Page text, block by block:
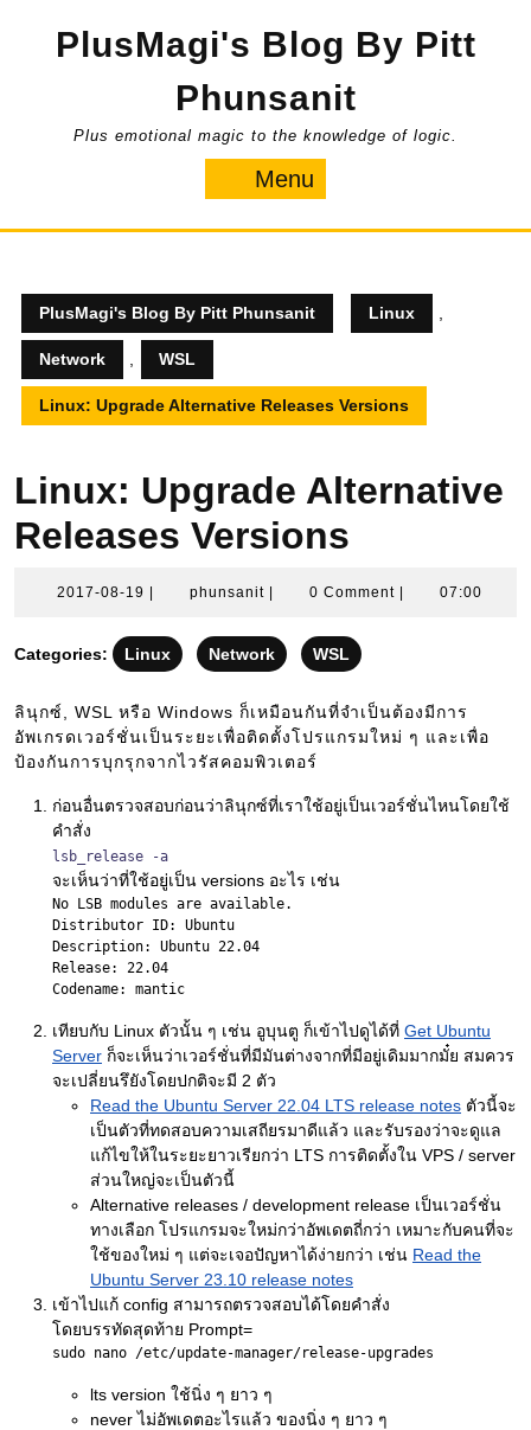
PlusMagi's Blog By Pitt
Phunsanit
Plus emotional magic to the knowledge of logic.
Menu
PlusMagi's Blog By Pitt Phunsanit Linux
Network WSL
Linux: Upgrade Alternative Releases Versions
Linux: Upgrade Alternative
Releases Versions
2017-08-19 2017-phunsanit phunsanit0 Comment 07:00
Categories: Linux Network WSL
ลินุกซ์, WSL หรือ Windows ก็เหมือนกันที่จำเป็นต้องมีการ
อัพเกรดเวอร์ชั่นเป็นระยะเพื่อติดตั้งโปรแกรมใหม่ ๆ และเพื่อ
ป้องกันการบุกรุกจากไวรัสคอมพิวเตอร์
ก่อนอื่นตรวจสอบก่อนว่าลินุกซ์ที่เราใช้อยู่เป็นเวอร์ชั่นไหนโดยใช้
คำสั่ง
lsb_release -a
จะเห็นว่าที่ใช้อยู่เป็น versions อะไร เช่น
No LSB modules are available.
Distributor ID: Ubuntu
Description: Ubuntu 22.04
Release: 22.04
เทียบกับ Linux ตัวนั้น ๆ เช่น อูบุนตู ก็เข้าไปดูได้ที่ Get Ubuntu
Server ก็จะเห็นว่าเวอร์ชั่นที่มีมันต่างจากที่มีอยู่เดิมมากมั๋ย สมควร
จะเปลี่ยนรึยังโดยปกติจะมี 2 ตัว
Read the Ubuntu Server 22.04 LTS release notes ตัวนี้จะ
เป็นตัวที่ทดสอบความเสถียรมาดีแล้ว และรับรองว่าจะดูแล
แก้ไขให้ในระยะยาวเรียกว่า LTS การติดตั้งใน VPS / server
ส่วนใหญ่จะเป็นตัวนี้
Alternative releases / development release เป็นเวอร์ชั่น
ทางเลือก โปรแกรมจะใหม่กว่าอัพเดตถี่กว่า เหมาะกับคนที่จะ
ใช้ของใหม่ ๆ แต่จะเจอปัญหาได้ง่ายกว่า เช่น Read the
Ubuntu Server 23.10 release notes
เข้าไปแก้ config สามารถตรวจสอบได้โดยคำสั่ง
โดยบรรทัดสุดท้าย Prompt=
lts version ใช้นิ่ง ๆ ยาว ๆ
never ไม่อัพเดตอะไรแล้ว ของนิ่ง ๆ ยาว ๆ